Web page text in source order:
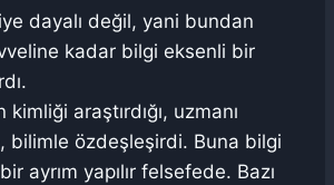
dayalı değil, yani bundan
kadar bilgi eksenli bir
kimliği araştırdığı, uzmanı
bilimle özdeşleşirdi. Buna bilgi
ayrım yapılır felsefede. Bazı